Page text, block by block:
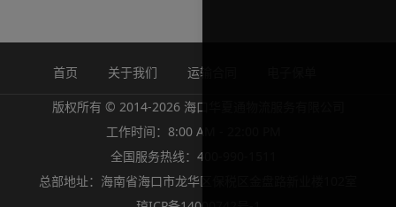
首页 关于我们 运输合同
版权所有 © 2014-2026 海口华夏通物流服务有限公司
工作时间：8:00 AM - 22:00 PM
全国服务热线：400-990-1511
总部地址：海南省海口市龙华区保税区金盘路新业楼102室